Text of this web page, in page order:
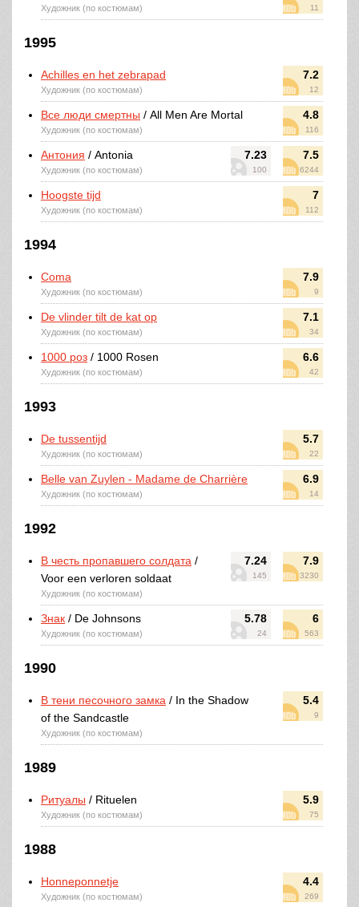
11
Художник (по костюмам)
1995
7.2
12
Achilles en het zebrapad
Художник (по костюмам)
4.8
116
Все люди смертны / All Men Are Mortal
Художник (по костюмам)
7.23
100
7.5
6244
Антония / Antonia
Художник (по костюмам)
7
112
Hoogste tijd
Художник (по костюмам)
1994
7.9
9
Coma
Художник (по костюмам)
7.1
34
De vlinder tilt de kat op
Художник (по костюмам)
6.6
42
1000 роз / 1000 Rosen
Художник (по костюмам)
1993
5.7
22
De tussentijd
Художник (по костюмам)
6.9
14
Belle van Zuylen - Madame de Charrière
Художник (по костюмам)
1992
7.24
145
7.9
3230
В честь пропавшего солдата /
Voor een verloren soldaat
Художник (по костюмам)
5.78
24
6
563
Знак / De Johnsons
Художник (по костюмам)
1990
5.4
9
В тени песочного замка / In the Shadow
of the Sandcastle
Художник (по костюмам)
1989
5.9
75
Ритуалы / Rituelen
Художник (по костюмам)
1988
4.4
269
Honneponnetje
Художник (по костюмам)